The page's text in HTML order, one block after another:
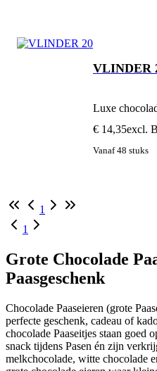
VLINDER
Luxe
€ 14,35excl.
Vanaf 48 stuks
1
1
Grote Chocolade
Paasgeschenk
Chocolade Paaseieren (grote
perfecte geschenk, cadeau of
chocolade Paaseitjes staan goed
snack tijdens Pasen én zijn
melkchocolade, witte chocolade